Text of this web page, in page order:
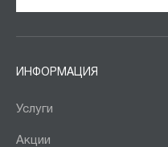
ИНФОРМАЦИЯ
Услуги
Акции